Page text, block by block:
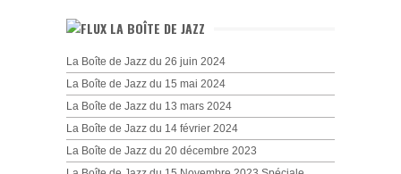
LA BOÎTE DE JAZZ
La Boîte de Jazz du 26 juin 2024
La Boîte de Jazz du 15 mai 2024
La Boîte de Jazz du 13 mars 2024
La Boîte de Jazz du 14 février 2024
La Boîte de Jazz du 20 décembre 2023